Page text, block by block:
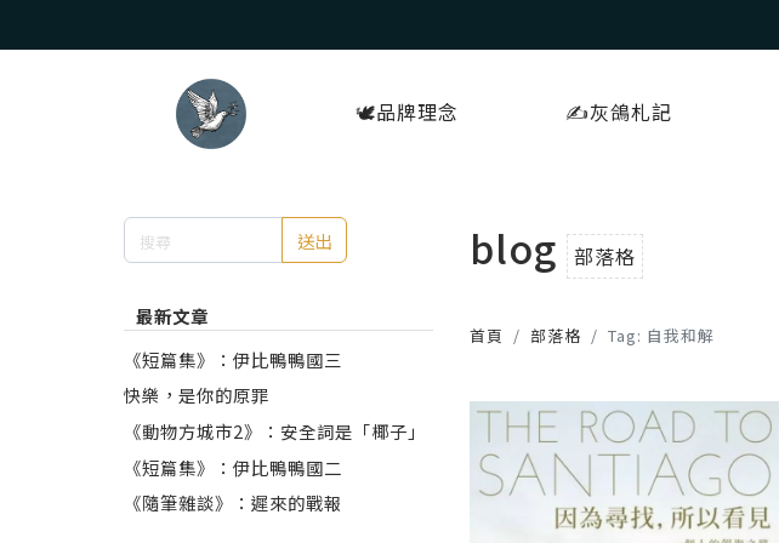
🕊️品牌理念 ✍️灰鴿札記
送出
最新文章
《短篇集》：伊比鴨鴨國三
快樂，是你的原罪
《動物方城市2》：安全詞是「椰子」
《短篇集》：伊比鴨鴨國二
《隨筆雜談》：遲來的戰報
blog 部落格
首頁 部落格 Tag: 自我和解